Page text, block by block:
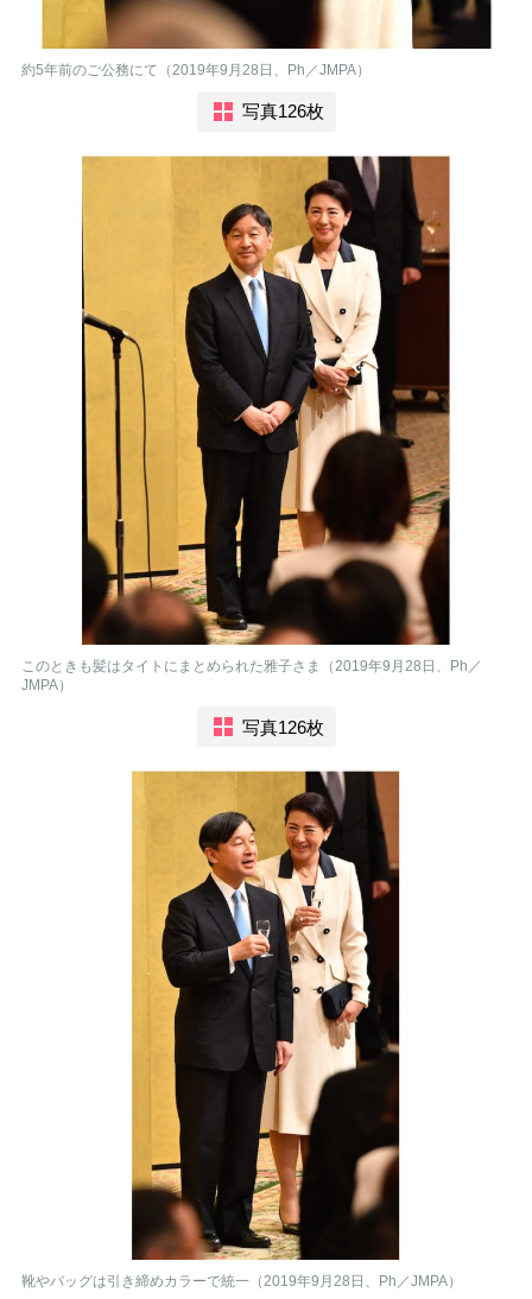
約5年前のご公務にて（2019年9月28日、Ph／JMPA）
写真126枚
このときも髪はタイトにまとめられた雅子さま（2019年9月28日、Ph／
JMPA）
写真126枚
靴やバッグは引き締めカラーで統一（2019年9月28日、Ph／JMPA）